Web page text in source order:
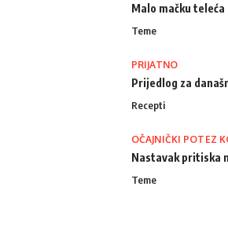
Malo mačku
Teme
PRIJATNO
Prijedlog za
Recepti
OČAJNIČKI POTEZ
Nastavak pritiska
Teme